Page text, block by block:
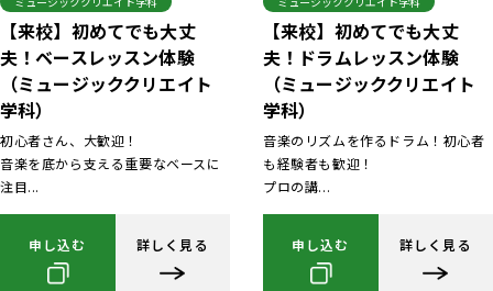
【来校】初めてでも大丈
夫！ベースレッスン体験
（ミュージッククリエイト
学科）
初心者さん、大歓迎！
音楽を底から支える重要なベースに
注目...
申し込む 詳しく見る
【来校】初めてでも大丈
夫！ドラムレッスン体験
（ミュージッククリエイト
学科）
音楽のリズムを作るドラム！初心者
も経験者も歓迎！
プロの講...
申し込む 詳しく見る